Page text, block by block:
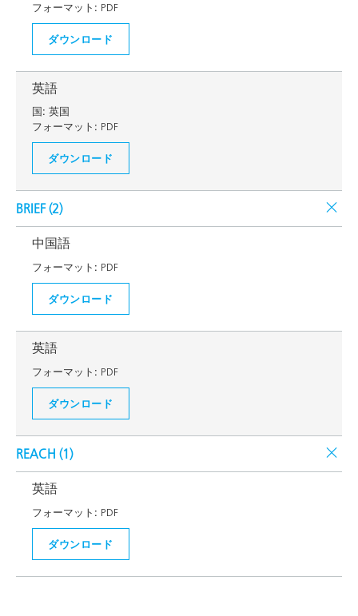
フォーマット: PDF
ダウンロード
英語
国: 英国
フォーマット: PDF
ダウンロード
BRIEF (2)
中国語
フォーマット: PDF
ダウンロード
英語
フォーマット: PDF
ダウンロード
REACH (1)
英語
フォーマット: PDF
ダウンロード